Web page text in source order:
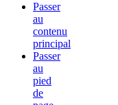
Passer
au
contenu
principal
Passer
au
pied
de